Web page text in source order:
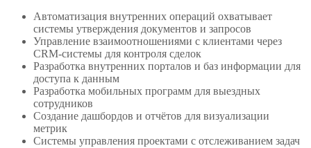
Автоматизация внутренних операций охватывает
системы утверждения документов и запросов
Управление взаимоотношениями с клиентами через
CRM-системы для контроля сделок
Разработка внутренних порталов и баз информации для
доступа к данным
Разработка мобильных программ для выездных
сотрудников
Создание дашбордов и отчётов для визуализации
метрик
Системы управления проектами с отслеживанием задач